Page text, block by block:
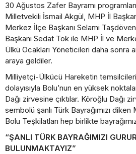
30 Ağustos Zafer Bayramı
Milletvekili İsmail Akgül, MHP İl
Merkez İlçe Başkanı Selami
Başkanı Sedat Tok ile MHP İl ve
Ülkü Ocakları Yöneticileri daha sonra
araya geldiler.
Milliyetçi-Ülkücü Hareketin
dolayısıyla Bolu’nun en yüksek
Dağı zirvesine çıktılar. Köroğlu Dağı
sembolü şanlı Türk Bayrağımızı
Bolu Teşkilatları hep birlikte
“ŞANLI TÜRK BAYRAĞIMIZI
BULUNMAKTAYIZ”